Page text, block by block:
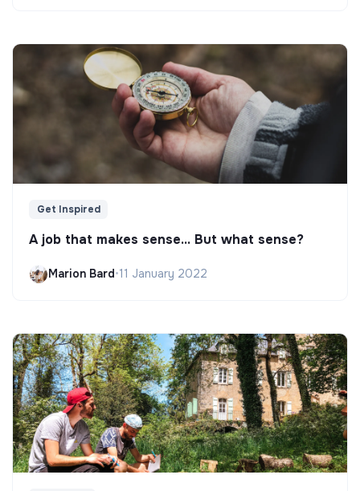
Get Inspired
A job that makes sense... But what sense?
Marion Bard•11 January 2022